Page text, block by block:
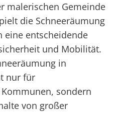
malerischen Gemeinde
die Schneeräumung
eine entscheidende
und Mobilität.
in
nur für
sondern
von großer